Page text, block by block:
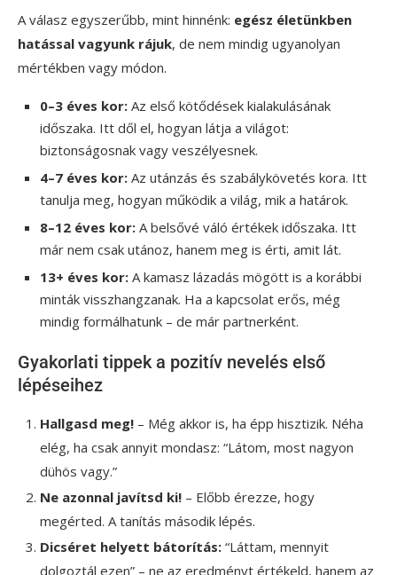
A válasz egyszerűbb, mint hinnénk: egész életünkben
hatással vagyunk rájuk, de nem mindig ugyanolyan
mértékben vagy módon.
0–3 éves kor: Az első kötődések kialakulásának
időszaka. Itt dől el, hogyan látja a világot:
biztonságosnak vagy veszélyesnek.
4–7 éves kor: Az utánzás és szabálykövetés kora. Itt
tanulja meg, hogyan működik a világ, mik a határok.
8–12 éves kor: A belsővé váló értékek időszaka. Itt
már nem csak utánoz, hanem meg is érti, amit lát.
13+ éves kor: A kamasz lázadás mögött is a korábbi
minták visszhangzanak. Ha a kapcsolat erős, még
mindig formálhatunk – de már partnerként.
Gyakorlati tippek a pozitív nevelés első
lépéseihez
Hallgasd meg! – Még akkor is, ha épp hisztizik. Néha
elég, ha csak annyit mondasz: “Látom, most nagyon
dühös vagy.”
Ne azonnal javítsd ki! – Előbb érezze, hogy
megérted. A tanítás második lépés.
Dicséret helyett bátorítás: “Láttam, mennyit
dolgoztál ezen” – ne az eredményt értékeld, hanem az